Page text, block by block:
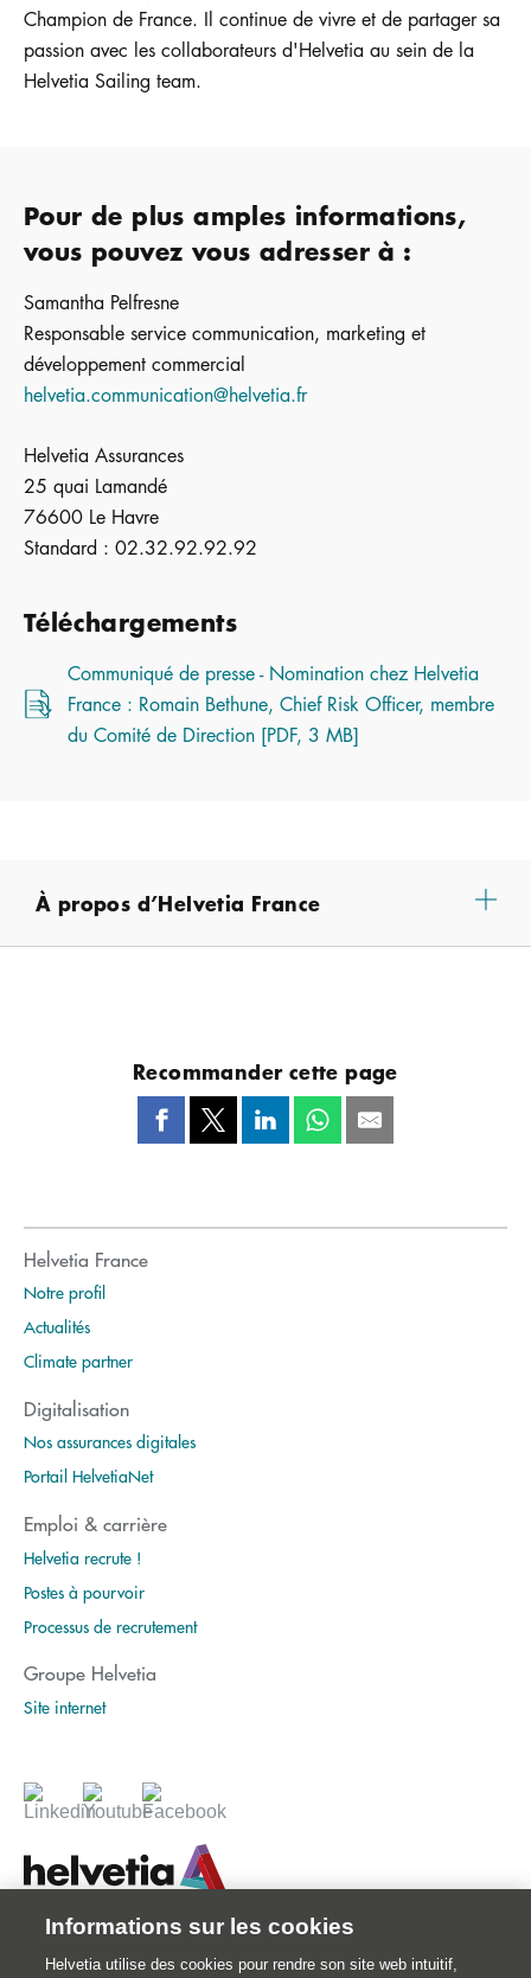
Champion de France. Il continue de vivre et de partager sa
passion avec les collaborateurs d'Helvetia au sein de la
Helvetia Sailing team.
Pour de plus amples informations,
vous pouvez vous adresser à :
Samantha Pelfresne
Responsable service communication, marketing et
développement commercial
helvetia.communication@helvetia.fr
Helvetia Assurances
25 quai Lamandé
76600 Le Havre
Standard : 02.32.92.92.92
Téléchargements
Communiqué de presse - Nomination chez Helvetia
France : Romain Bethune, Chief Risk Officer, membre
du Comité de Direction [PDF, 3 MB]
À propos d’Helvetia France
Recommander cette page
Helvetia France
Notre profil
Actualités
Climate partner
Digitalisation
Nos assurances digitales
Portail HelvetiaNet
Emploi & carrière
Helvetia recrute !
Postes à pourvoir
Processus de recrutement
Groupe Helvetia
Site internet
Informations sur les cookies
Helvetia utilise des cookies pour rendre son site web intuitif,